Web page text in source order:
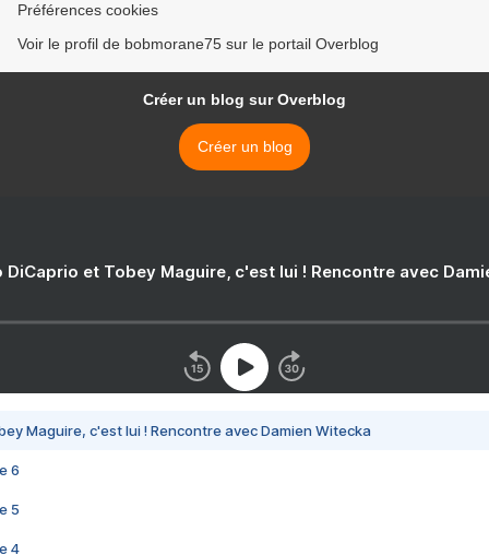
Préférences cookies
Voir le profil de bobmorane75 sur le portail Overblog
Créer un blog sur Overblog
Créer un blog
DiCaprio et Tobey Maguire, c'est lui ! Rencontre avec
Maguire, c'est lui ! Rencontre avec Damien Witecka
6
5
4